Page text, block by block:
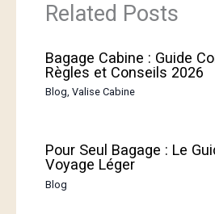
Related Posts
Bagage Cabine : Guide
Règles et Conseils 2026
Blog,Valise Cabine
Pour Seul Bagage : Le
Voyage Léger
Blog